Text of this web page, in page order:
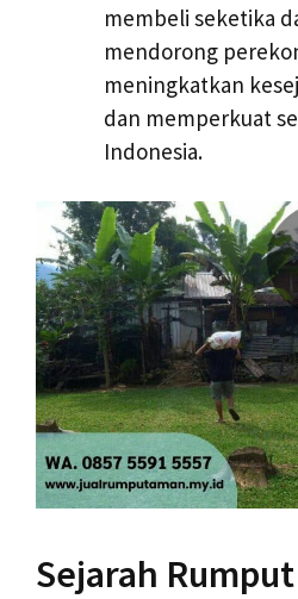
membeli seketika
mendorong
meningkatkan
dan memperkuat
Indonesia.
Sejarah